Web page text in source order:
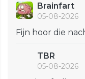
Brainfart
05-08-2026
Fijn hoor die
TBR
05-08-2026